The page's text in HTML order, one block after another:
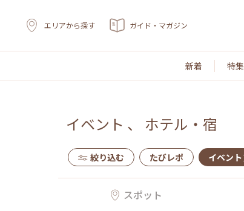
エリアから探す ガイド・マガジン
新着 特集
イベント 、 ホテル・宿
絞り込む たびレポ イベント
スポット